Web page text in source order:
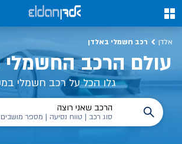
0
אלדן רכב חשמלי באלדן
עולם הרכב
גלו הכל על רכב חשמלי
הרכב שאני רוצה
סוג רכב | טווח נסיעה | מספר מושבים
הכל על רכב חשמלי, שימושים, טכנולוגיה וכל מה שכדי לדעת |